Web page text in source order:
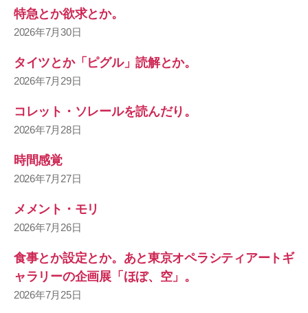
特急とか欲求とか。
2026年7月30日
タイツとか「ピグル」読解とか。
2026年7月29日
コレット・ソレールを読んだり。
2026年7月28日
時間感覚
2026年7月27日
メメント・モリ
2026年7月26日
食事とか設定とか。あと東京オペラシティアートギ
ャラリーの企画展「ほぼ、空」。
2026年7月25日